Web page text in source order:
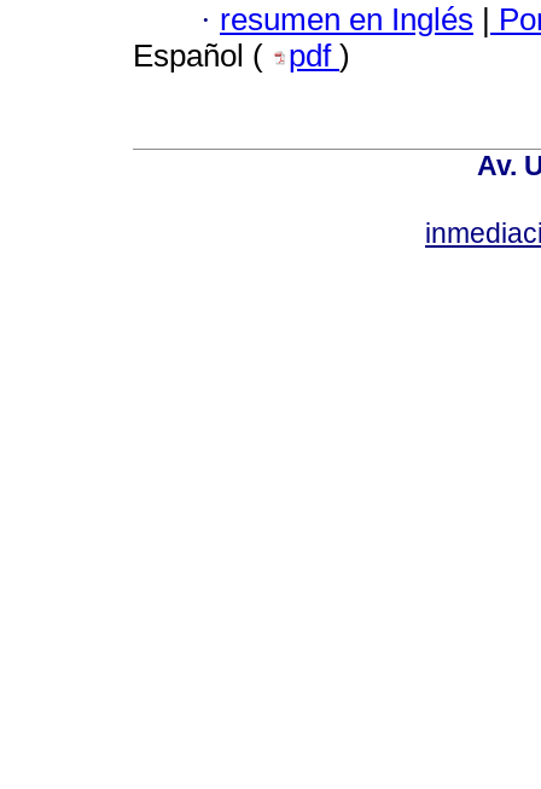
· resumen en Inglés |
Español (
pdf )
Av.